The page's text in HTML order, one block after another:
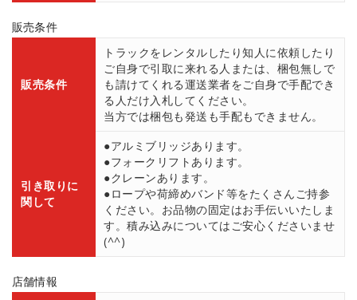
販売条件
販売条件
トラックをレンタルしたり知人に依頼したり
ご自身で引取に来れる人または、梱包無しで
も請けてくれる運送業者をご自身で手配でき
る人だけ入札してください。
当方では梱包も発送も手配もできません。
引き取りに
関して
●アルミブリッジあります。
●フォークリフトあります。
●クレーンあります。
●ロープや荷締めバンド等をたくさんご持参
ください。お品物の固定はお手伝いいたしま
す。積み込みについてはご安心くださいませ
(^^)
店舗情報